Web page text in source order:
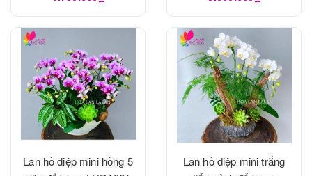
Lan hồ điệp mini hồng 5
Lan hồ điệp mini trắng